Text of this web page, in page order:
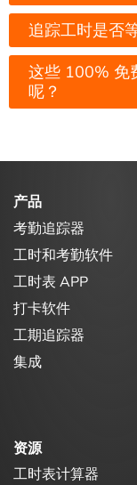
追踪工时是否
这些 100% 免
呢？
产品
考勤追踪器
工时和考勤软件
工时表 APP
打卡软件
工期追踪器
集成
资源
工时表计算器